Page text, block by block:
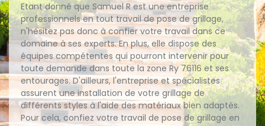
Etant donné que Samuel R est une entreprise
professionnels en tout travail de pose de grillage,
n'hésitez pas donc à confier votre travail dans ce
domaine à ses experts. En plus, elle dispose des
équipes compétentes qui pourront intervenir pour
toute demande dans toute la zone Ry 76116 et ses
entourages. D'ailleurs, l'entreprise et spécialistes
assurent une installation de votre grillage de
différents styles à l'aide des matériaux bien adaptés.
Pour cela, confiez votre travail de pose de grillage en